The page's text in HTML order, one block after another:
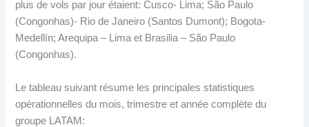
plus de vols par jour étaient: Cusco- Lima; São Paulo
(Congonhas)- Rio de Janeiro (Santos Dumont); Bogota-
Medellín; Arequipa – Lima et Brasilia – São Paulo
(Congonhas).
Le tableau suivant résume les principales statistiques
opérationnelles du mois, trimestre et année complète du
groupe LATAM: